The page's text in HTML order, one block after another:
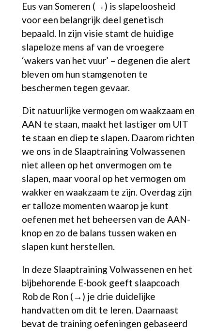
Eus van Someren (→) is slapeloosheid
voor een belangrijk deel genetisch
bepaald. In zijn visie stamt de huidige
slapeloze mens af van de vroegere
‘wakers van het vuur’ – degenen die alert
bleven om hun stamgenoten te
beschermen tegen gevaar.
Dit natuurlijke vermogen om waakzaam en
AAN te staan, maakt het lastiger om UIT
te staan en diep te slapen. Daarom richten
we ons in de Slaaptraining Volwassenen
niet alleen op het onvermogen om te
slapen, maar vooral op het vermogen om
wakker en waakzaam te zijn. Overdag zijn
er talloze momenten waarop je kunt
oefenen met het beheersen van de AAN-
knop en zo de balans tussen waken en
slapen kunt herstellen.
In deze Slaaptraining Volwassenen en het
bijbehorende E-book geeft slaapcoach
Rob de Ron (→) je drie duidelijke
handvatten om dit te leren. Daarnaast
bevat de training oefeningen gebaseerd